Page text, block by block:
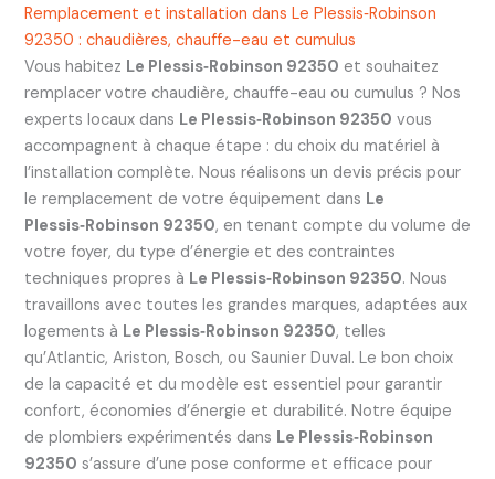
Remplacement et installation dans Le Plessis‑Robinson
92350 : chaudières, chauffe-eau et cumulus
Vous habitez Le Plessis‑Robinson 92350 et souhaitez
remplacer votre chaudière, chauffe-eau ou cumulus ? Nos
experts locaux dans Le Plessis‑Robinson 92350 vous
accompagnent à chaque étape : du choix du matériel à
l’installation complète. Nous réalisons un devis précis pour
le remplacement de votre équipement dans Le
Plessis‑Robinson 92350, en tenant compte du volume de
votre foyer, du type d’énergie et des contraintes
techniques propres à Le Plessis‑Robinson 92350. Nous
travaillons avec toutes les grandes marques, adaptées aux
logements à Le Plessis‑Robinson 92350, telles
qu’Atlantic, Ariston, Bosch, ou Saunier Duval. Le bon choix
de la capacité et du modèle est essentiel pour garantir
confort, économies d’énergie et durabilité. Notre équipe
de plombiers expérimentés dans Le Plessis‑Robinson
92350 s’assure d’une pose conforme et efficace pour